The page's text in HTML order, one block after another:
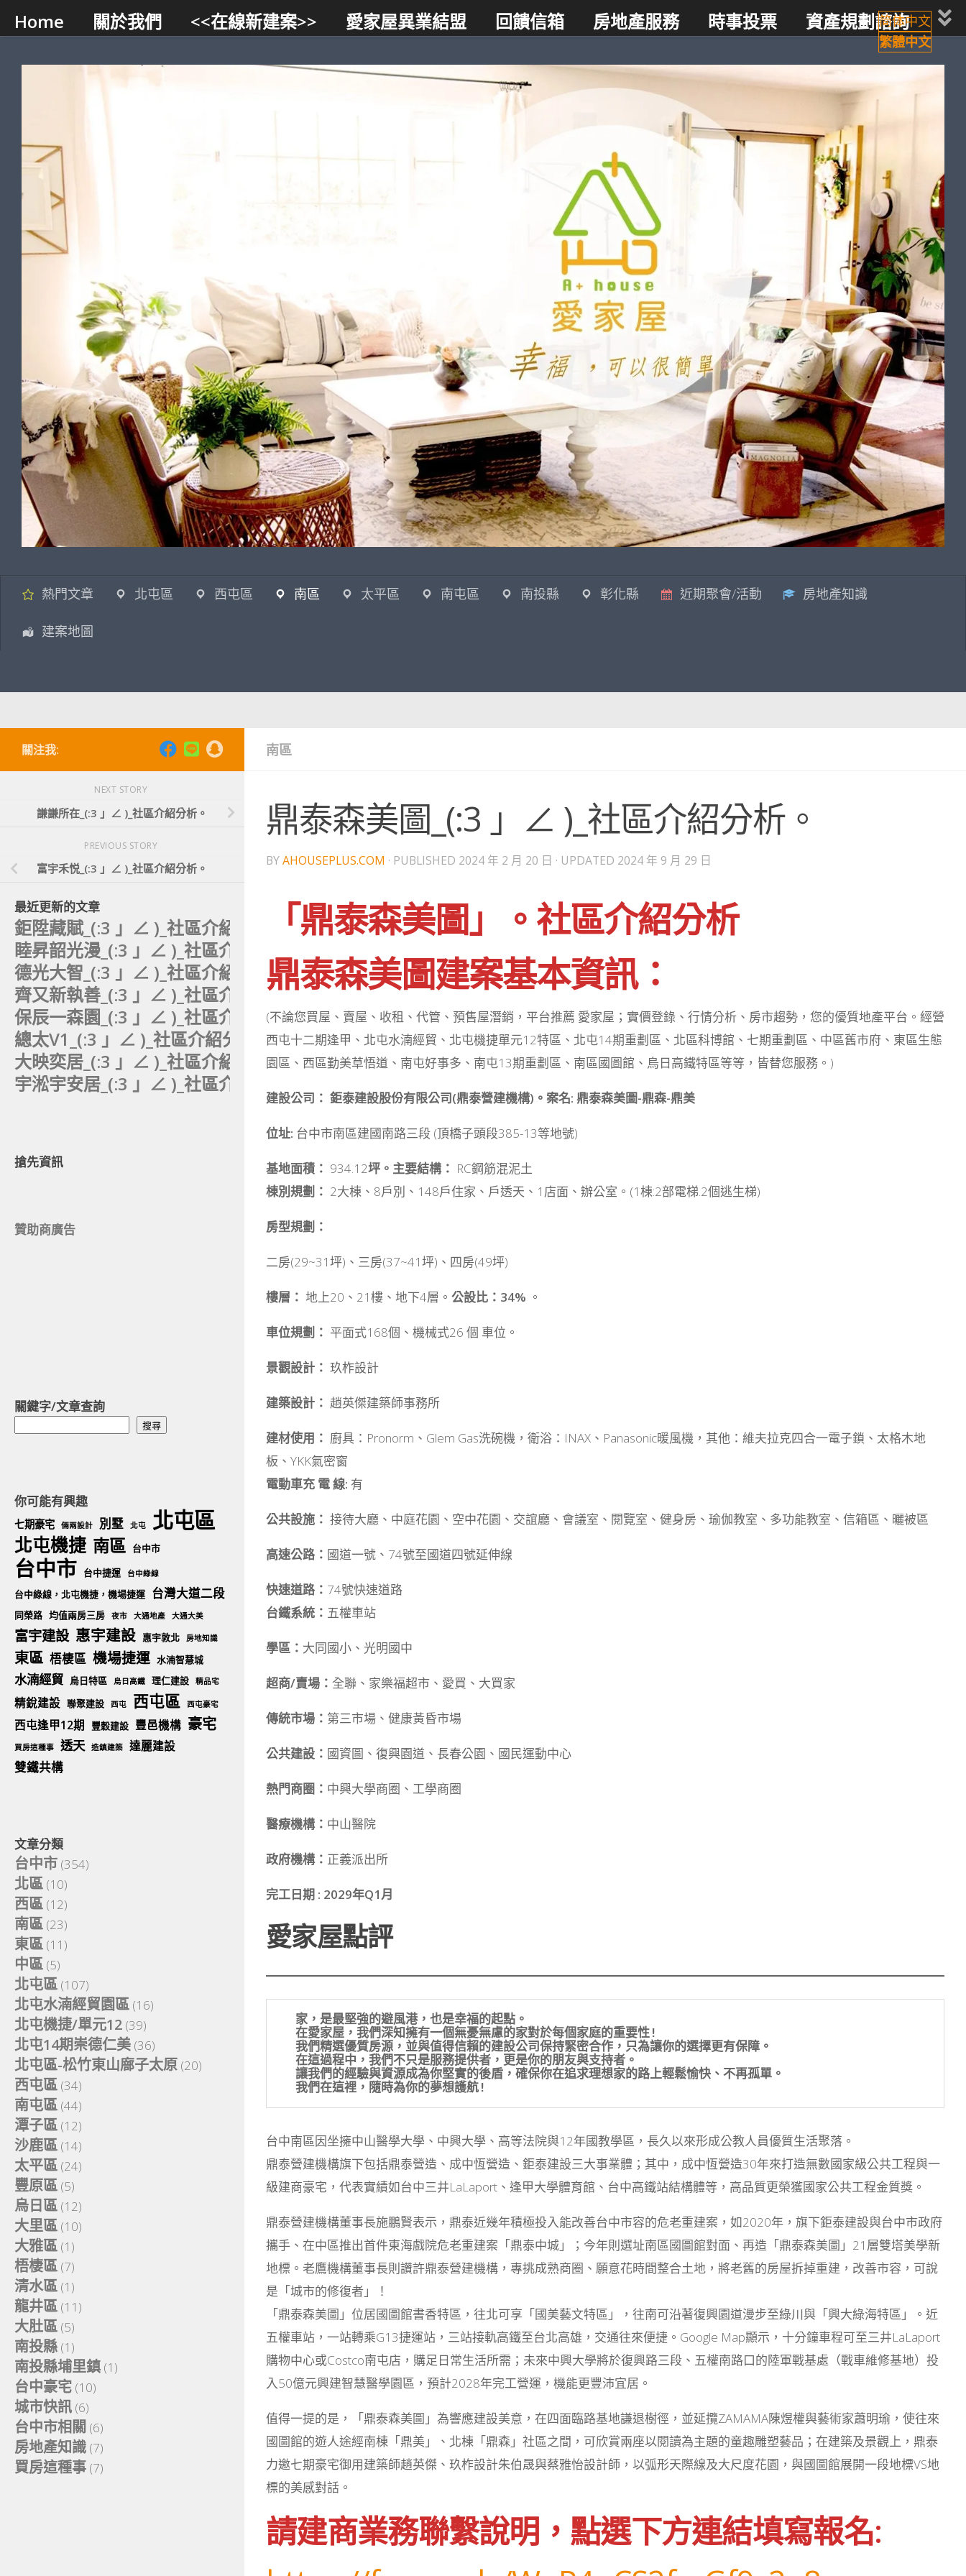
Skip to content
Home 關於我們 <<在線新建案>> 愛家屋異業結盟 回饋信箱 房地產服務 時事投票
資產規劃諮詢
智能小幫手
熱門文章 北屯區 西屯區 南區 太平區 南屯區 南投縣 彰化縣 近期聚會/活動 房地產知識
建案地圖
南區
鼎泰森美圖_(:3 」∠ )_社區介紹分析。
BYAHOUSEPLUS.COM · PUBLISHED 2024 年 2 月 20 日 · UPDATED 2024 年 9 月 29 日
「鼎泰森美圖」。社區介紹分析
鼎泰森美圖建案基本資訊：
(不論您買屋、賣屋、收租、代管、預售屋潛銷，平台推薦 愛家屋；實價登錄、行情分析、房市趨勢，您的優質地產平台。經營
西屯十二期逢甲、北屯水湳經貿、北屯機捷單元12特區、北屯14期重劃區、北區科博館、七期重劃區、中區舊市府、東區生態
園區、西區勤美草悟道、南屯好事多、南屯13期重劃區、南區國圖館、烏日高鐵特區等等，皆替您服務。)
建設公司： 鉅泰建設股份有限公司(鼎泰營建機構)。案名: 鼎泰森美圖-鼎森-鼎美
位址: 台中市南區建國南路三段 (頂橋子頭段385-13等地號)
基地面積： 934.12坪。主要結構： RC鋼筋混泥土
棟別規劃： 2大棟、8戶別、148戶住家、戶透天、1店面、辦公室。(1棟:2部電梯.2個逃生梯)
房型規劃：
二房(29~31坪)、三房(37~41坪)、四房(49坪)
樓層： 地上20、21樓、地下4層。 公設比：34% 。
車位規劃： 平面式168個、機械式26 個 車位。
景觀設計： 玖柞設計
建築設計： 趙英傑建築師事務所
建材使用： 廚具：Pronorm、Glem Gas洗碗機，衛浴：INAX、Panasonic暖風機，其他：維夫拉克四合一電子鎖、太格木地
板、YKK氣密窗
電動車充 電 線: 有
公共設施： 接待大廳、中庭花園、空中花園、交誼廳、會議室、閱覽室、健身房、瑜伽教室、多功能教室、信箱區、曬被區
高速公路： 國道一號、74號至國道四號延伸線
快速道路： 74號快速道路
台鐵系統： 五權車站
學區： 大同國小、光明國中
超商/賣場： 全聯、家樂福超市、愛買、大買家
傳統市場： 第三市場、健康黃昏市場
公共建設： 國資圖、復興園道、長春公園、國民運動中心
熱門商圈： 中興大學商圈、工學商圈
醫療機構： 中山醫院
政府機構： 正義派出所
完工日期 : 2029年Q1月
愛家屋點評
家，是最堅強的避風港，也是幸福的起點。
  在愛家屋，我們深知擁有一個無憂無慮的家對於每個家庭的重要性!
  我們精選優質房源，並與值得信賴的建設公司保持緊密合作，只為讓你的選擇更有保障。
  在這過程中，我們不只是服務提供者，更是你的朋友與支持者。
  讓我們的經驗與資源成為你堅實的後盾，確保你在追求理想家的路上輕鬆愉快、不再孤單。
  我們在這裡，隨時為你的夢想護航!
台中南區因坐擁中山醫學大學、中興大學、高等法院與12年國教學區，長久以來形成公教人員優質生活聚落。
鼎泰營建機構旗下包括鼎泰營造、成中恆營造、鉅泰建設三大事業體；其中，成中恆營造30年來打造無數國家級公共工程與一
級建商豪宅，代表實績如台中三井LaLaport、逢甲大學體育館、台中高鐵站結構體等，高品質更榮獲國家公共工程金質獎。
鼎泰營建機構董事長施鵬賢表示，鼎泰近幾年積極投入能改善台中市容的危老重建案，如2020年，旗下鉅泰建設與台中市政府
攜手、在中區推出首件東海戲院危老重建案「鼎泰中城」；今年則選址南區國圖館對面、再造「鼎泰森美圖」21層雙塔美學新
地標。老鷹機構董事長則讚許鼎泰營建機構，專挑成熟商圈、願意花時間整合土地，將老舊的房屋拆掉重建，改善市容，可說
是「城市的修復者」！
「鼎泰森美圖」位居國圖館書香特區，往北可享「國美藝文特區」，往南可沿著復興園道漫步至綠川與「興大綠海特區」。近
五權車站，一站轉乘G13捷運站，三站接軌高鐵至台北高雄，交通往來便捷。Google Map顯示，十分鐘車程可至三井LaLaport
購物中心或Costco南屯店，購足日常生活所需；未來中興大學將於復興路三段、五權南路口的陸軍戰基處（戰車維修基地）投
入50億元興建智慧醫學園區，預計2028年完工營運，機能更豐沛宜居。
值得一提的是，「鼎泰森美圖」為響應建設美意，在四面臨路基地謙退樹徑，並延攬ZAMAMA陳煜權與藝術家蕭明瑜，使往來
國圖館的遊人途經南棟「鼎美」、北棟「鼎森」社區之間，可欣賞兩座以閱讀為主題的童趣雕塑藝品；在建築及景觀上，鼎泰
力邀七期豪宅御用建築師趙英傑、玖柞設計朱伯晟與蔡雅怡設計師，以弧形天際線及大尺度花園，與國圖館展開一段地標VS地
標的美感對話。
請建商業務聯繫說明，點選下方連結填寫報名:
關注我:
NEXT STORY
謙謙所在_(:3 」∠ )_社區介紹分析。
PREVIOUS STORY
富宇禾悦_(:3 」∠ )_社區介紹分析。
最近更新的文章
鉅陞藏賦_(:3 」∠ )_社區介紹分析。
睦昇韶光漫_(:3 」∠ )_社區介紹分析。
德光大智_(:3 」∠ )_社區介紹分析。
齊又新執善_(:3 」∠ )_社區介紹分析。
保辰一森園_(:3 」∠ )_社區介紹分析。
總太V1_(:3 」∠ )_社區介紹分析。
大映奕居_(:3 」∠ )_社區介紹分析。
宇淞宇安居_(:3 」∠ )_社區介紹分析。
搶先資訊
贊助商廣告
關鍵字/文章查詢
搜尋
你可能有興趣
七期豪宅 倆兩設計 別墅 北屯 北屯區
北屯機捷 南區 台中市
台中市 台中捷運 台中綠線
台中綠線，北屯機捷，機場捷運 台灣大道二段
同榮路 均值兩房三房 夜市 大通地產 大通大美
富宇建設 惠宇建設 惠宇敦北 房地知識
東區 梧棲區 機場捷運 水湳智慧城
水湳經貿 烏日特區 烏日高鐵 理仁建設 精品宅
精銳建設 聯聚建設 西屯 西屯區 西屯豪宅
西屯逢甲12期 豐穀建設 豐邑機構 豪宅
買房這種事 透天 造鎮建築 達麗建設
雙鐵共構
文章分類
台中市 (354)
北區 (10)
西區 (12)
南區 (23)
東區 (11)
中區 (5)
北屯區 (107)
北屯水湳經貿園區 (16)
北屯機捷/單元12 (39)
北屯14期崇德仁美 (36)
北屯區-松竹東山廍子太原 (20)
西屯區 (34)
南屯區 (44)
潭子區 (12)
沙鹿區 (14)
太平區 (24)
豐原區 (5)
烏日區 (12)
大里區 (10)
大雅區 (1)
梧棲區 (7)
清水區 (1)
龍井區 (11)
大肚區 (5)
南投縣 (1)
南投縣埔里鎮 (1)
台中豪宅 (10)
城市快訊 (6)
台中市相關 (6)
房地產知識 (7)
買房這種事 (7)
简体中文
繁體中文